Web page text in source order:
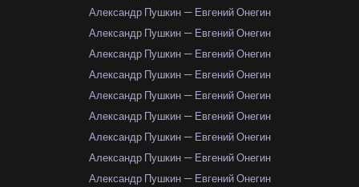
Александр Пушкин — Евгений Онегин
Александр Пушкин — Евгений Онегин
Александр Пушкин — Евгений Онегин
Александр Пушкин — Евгений Онегин
Александр Пушкин — Евгений Онегин
Александр Пушкин — Евгений Онегин
Александр Пушкин — Евгений Онегин
Александр Пушкин — Евгений Онегин
Александр Пушкин — Евгений Онегин